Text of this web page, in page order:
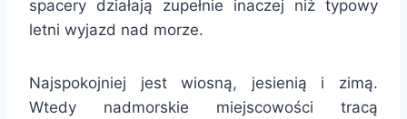
spacery działają zupełnie inaczej niż typowy
letni wyjazd nad morze.
Najspokojniej jest wiosną, jesienią i zimą.
Wtedy nadmorskie miejscowości tracą